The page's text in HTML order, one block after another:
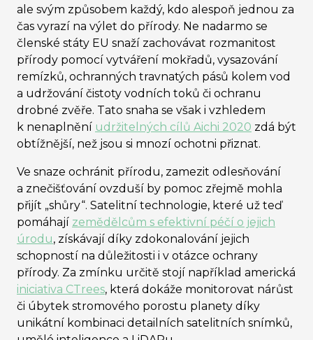
ale svým způsobem každý, kdo alespoň jednou za
čas vyrazí na výlet do přírody. Ne nadarmo se
členské státy EU snaží zachovávat rozmanitost
přírody pomocí vytváření mokřadů, vysazování
remízků, ochranných travnatých pásů kolem vod
a udržování čistoty vodních toků či ochranu
drobné zvěře. Tato snaha se však i vzhledem
k nenaplnění udržitelných cílů Aichi 2020 zdá být
obtížnější, než jsou si mnozí ochotni přiznat.
Ve snaze ochránit přírodu, zamezit odlesňování
a znečišťování ovzduší by pomoc zřejmě mohla
přijít „shůry“. Satelitní technologie, které už teď
pomáhají zemědělcům s efektivní péčí o jejich
úrodu, získávají díky zdokonalování jejich
schopností na důležitosti i v otázce ochrany
přírody. Za zmínku určitě stojí například americká
iniciativa CTrees, která dokáže monitorovat nárůst
či úbytek stromového porostu planety díky
unikátní kombinaci detailních satelitních snímků,